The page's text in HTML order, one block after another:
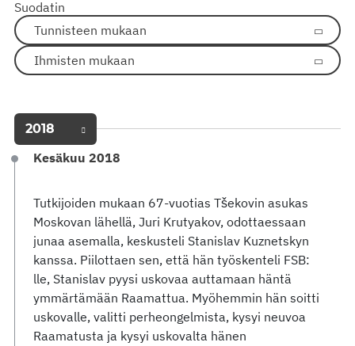
Suodatin
Tunnisteen mukaan
Ihmisten mukaan
2018
Kesäkuu 2018
Tutkijoiden mukaan 67-vuotias Tšekovin asukas
Moskovan lähellä, Juri Krutyakov, odottaessaan
junaa asemalla, keskusteli Stanislav Kuznetskyn
kanssa. Piilottaen sen, että hän työskenteli FSB:
lle, Stanislav pyysi uskovaa auttamaan häntä
ymmärtämään Raamattua. Myöhemmin hän soitti
uskovalle, valitti perheongelmista, kysyi neuvoa
Raamatusta ja kysyi uskovalta hänen